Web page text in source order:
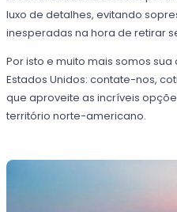
luxo de detalhes, evitando
inesperadas na hora de retirar
Por isto e muito mais somos
Estados Unidos: contate-nos,
que aproveite as incríveis
território norte-americano.